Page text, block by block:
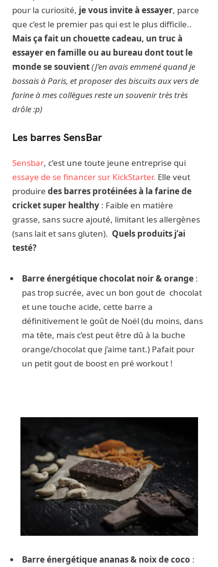
pour la curiosité, je vous invite à essayer, parce
que c’est le premier pas qui est le plus difficile..
Mais ça fait un chouette cadeau, un truc à
essayer en famille ou au bureau dont tout le
monde se souvient(J’en avais emmené quand je
bossais à Paris, et proposer des biscuits aux vers de
farine à mes collègues reste un souvenir très très
drôle :p)
Les barres SensBar
Sensbar, c’est une toute jeune entreprise qui
essaye de se financer sur KickStarter. Elle veut
produire des barres protéinées à la farine de
cricket super healthy : Faible en matière
grasse, sans sucre ajouté, limitant les allergènes
(sans lait et sans gluten). Quels produits j’ai
testé?
Barre énergétique chocolat noir & orange :
pas trop sucrée, avec un bon gout de chocolat
et une touche acide, cette barre a
définitivement le goût de Noël (du moins, dans
ma tête, mais c’est peut être dû à la buche
orange/chocolat que j’aime tant.) Pafait pour
un petit gout de boost en pré workout !
Barre énergétique ananas & noix de coco :